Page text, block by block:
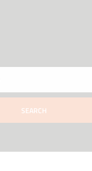
location
date and time